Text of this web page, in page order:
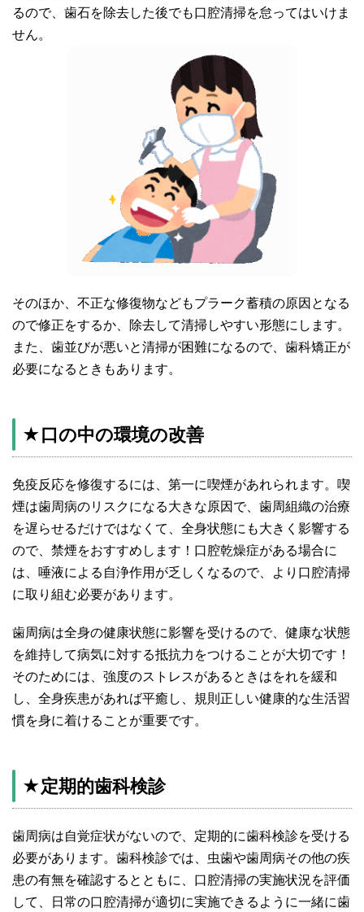
るので、歯石を除去した後でも口腔清掃を怠ってはいけま
せん。
そのほか、不正な修復物などもプラーク蓄積の原因となる
ので修正をするか、除去して清掃しやすい形態にします。
また、歯並びが悪いと清掃が困難になるので、歯科矯正が
必要になるときもあります。
★口の中の環境の改善
免疫反応を修復するには、第一に喫煙があれられます。喫
煙は歯周病のリスクになる大きな原因で、歯周組織の治療
を遅らせるだけではなくて、全身状態にも大きく影響する
ので、禁煙をおすすめします！口腔乾燥症がある場合に
は、唾液による自浄作用が乏しくなるので、より口腔清掃
に取り組む必要があります。
歯周病は全身の健康状態に影響を受けるので、健康な状態
を維持して病気に対する抵抗力をつけることが大切です！
そのためには、強度のストレスがあるときはをれを緩和
し、全身疾患があれば平癒し、規則正しい健康的な生活習
慣を身に着けることが重要です。
★定期的歯科検診
歯周病は自覚症状がないので、定期的に歯科検診を受ける
必要があります。歯科検診では、虫歯や歯周病その他の疾
患の有無を確認するとともに、口腔清掃の実施状況を評価
して、日常の口腔清掃が適切に実施できるように一緒に歯